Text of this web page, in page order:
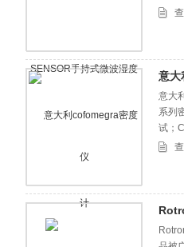
意
意大
系列
试；
加